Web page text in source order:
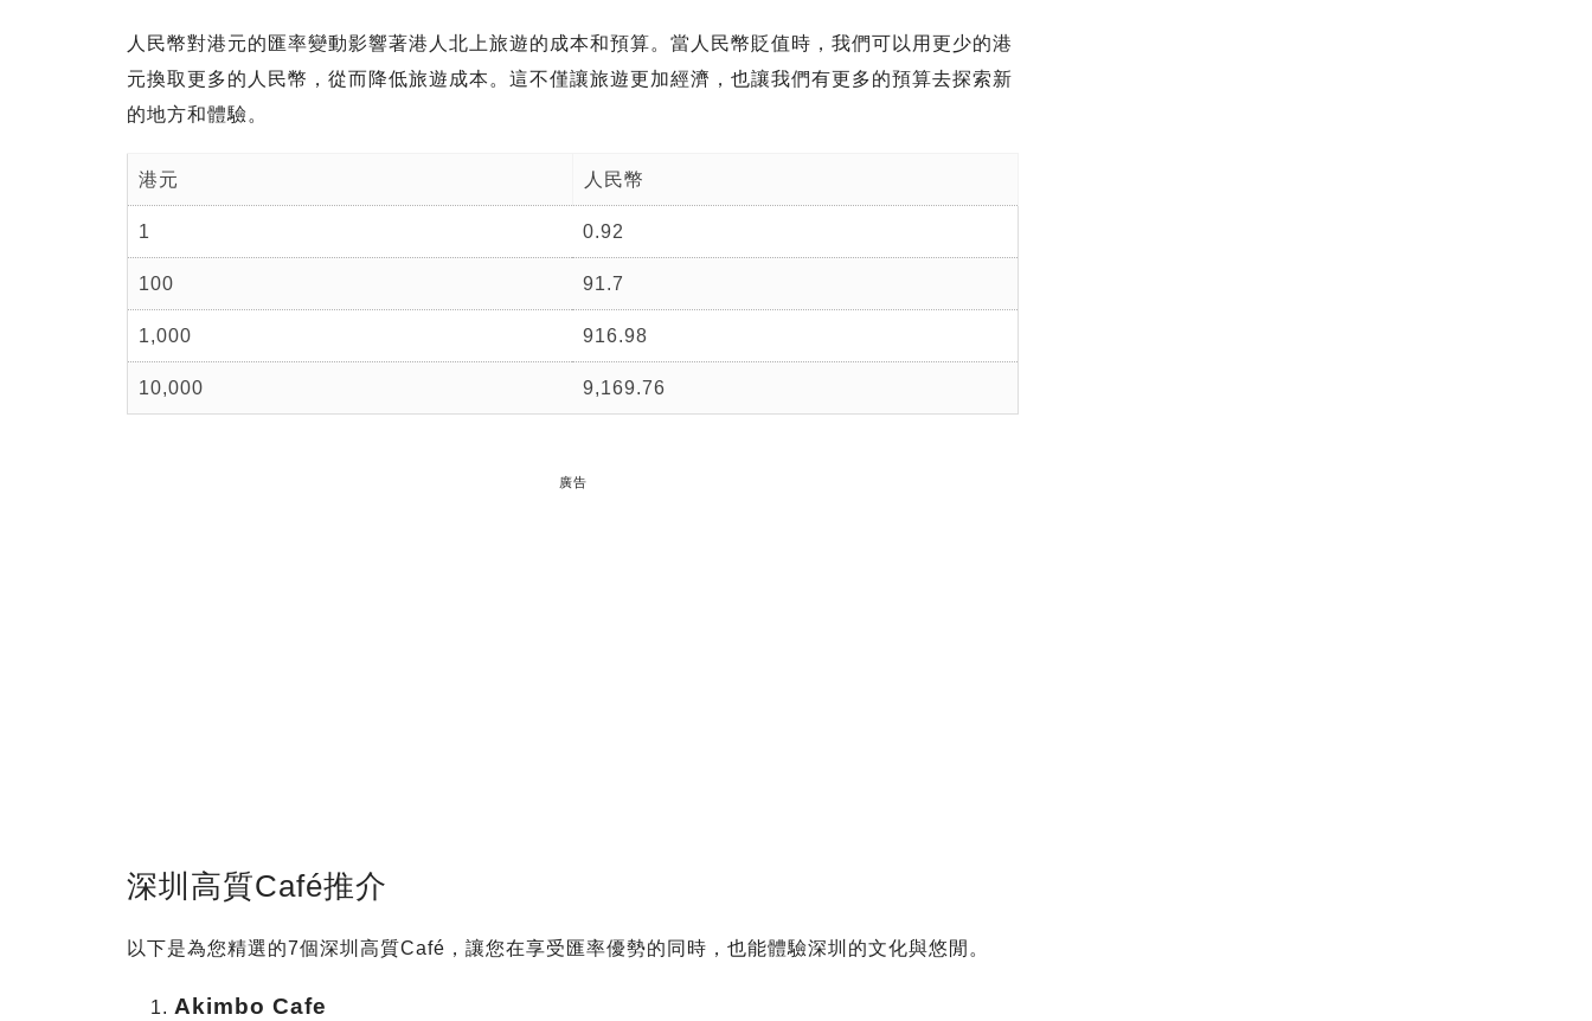
人民幣對港元的匯率變動影響著港人北上旅遊的成本和預算。當人民幣貶值時，我們可以用更少的港
元換取更多的人民幣，從而降低旅遊成本。這不僅讓旅遊更加經濟，也讓我們有更多的預算去探索新
的地方和體驗。
港元 人民幣
1 0.92
100 91.7
1,000 916.98
10,000 9,169.76
廣告
深圳高質Café推介
以下是為您精選的7個深圳高質Café，讓您在享受匯率優勢的同時，也能體驗深圳的文化與悠閒。
Akimbo Cafe